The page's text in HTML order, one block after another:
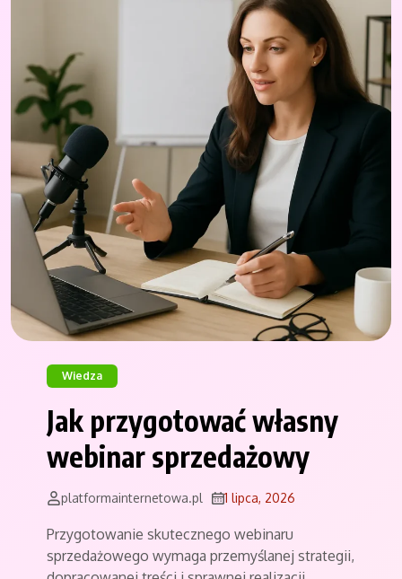
Wiedza
Jak przygotować własny
webinar sprzedażowy
platformainternetowa.pl 1 lipca, 2026
Przygotowanie skutecznego webinaru
sprzedażowego wymaga przemyślanej strategii,